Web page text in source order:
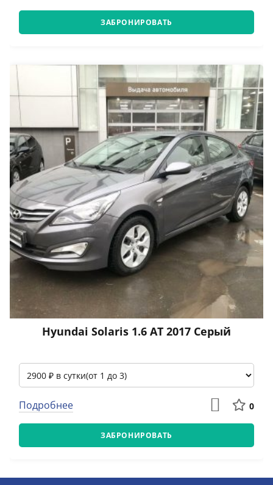
ЗАБРОНИРОВАТЬ
Hyundai Solaris 1.6 АТ 2017 Серый
Подробнее 0
ЗАБРОНИРОВАТЬ